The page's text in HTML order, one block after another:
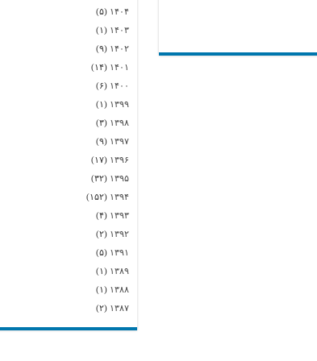
۱۴۰۴ (۵)
۱۴۰۳ (۱)
۱۴۰۲ (۹)
۱۴۰۱ (۱۴)
۱۴۰۰ (۶)
۱۳۹۹ (۱)
۱۳۹۸ (۳)
۱۳۹۷ (۹)
۱۳۹۶ (۱۷)
۱۳۹۵ (۳۲)
۱۳۹۴ (۱۵۲)
۱۳۹۳ (۴)
۱۳۹۲ (۲)
۱۳۹۱ (۵)
۱۳۸۹ (۱)
۱۳۸۸ (۱)
۱۳۸۷ (۲)